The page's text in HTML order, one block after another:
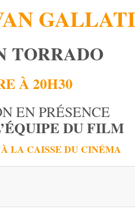
GALL
TORRADO
À 20H30
EN PRÉSENCE
DU FILM
LA CAISSE DU CINÉMA